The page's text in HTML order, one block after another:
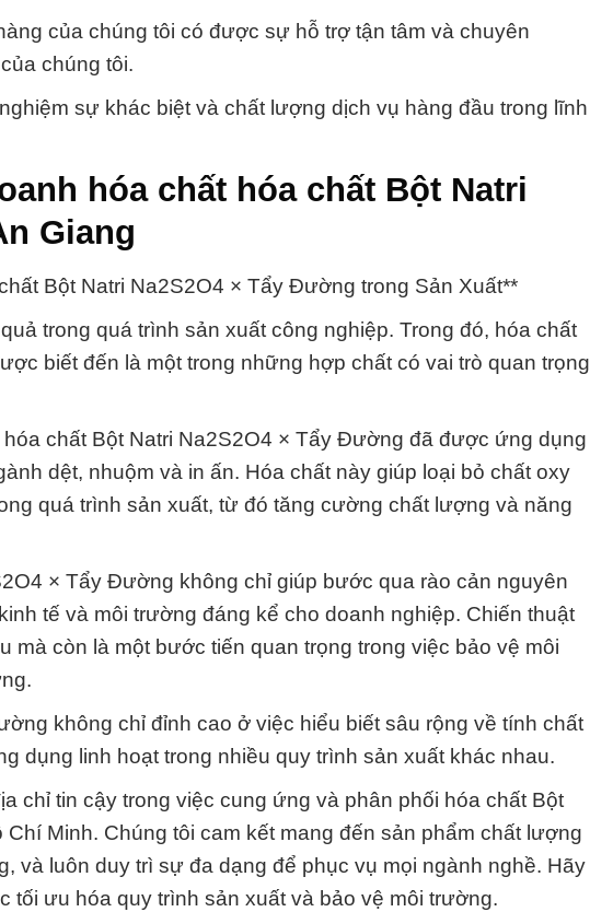
của chúng tôi có được sự hỗ trợ tận tâm và chuyên
chúng tôi.
sự khác biệt và chất lượng dịch vụ hàng đầu trong lĩnh
hóa chất hóa chất Bột Natri
Giang
Bột Natri Na2S2O4 × Tẩy Đường trong Sản Xuất**
trong quá trình sản xuất công nghiệp. Trong đó, hóa chất
biết đến là một trong những hợp chất có vai trò quan trọng
chất Bột Natri Na2S2O4 × Tẩy Đường đã được ứng dụng
dệt, nhuộm và in ấn. Hóa chất này giúp loại bỏ chất oxy
quá trình sản xuất, từ đó tăng cường chất lượng và năng
× Tẩy Đường không chỉ giúp bước qua rào cản nguyên
tế và môi trường đáng kể cho doanh nghiệp. Chiến thuật
mà còn là một bước tiến quan trọng trong việc bảo vệ môi
không chỉ đỉnh cao ở việc hiểu biết sâu rộng về tính chất
dụng linh hoạt trong nhiều quy trình sản xuất khác nhau.
chỉ tin cậy trong việc cung ứng và phân phối hóa chất Bột
Minh. Chúng tôi cam kết mang đến sản phẩm chất lượng
và luôn duy trì sự đa dạng để phục vụ mọi ngành nghề. Hãy
tối ưu hóa quy trình sản xuất và bảo vệ môi trường.